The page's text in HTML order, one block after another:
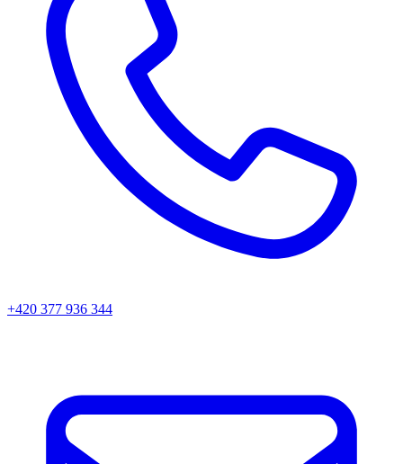
+420 377 936 344